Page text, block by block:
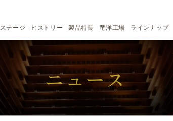
ステージ ヒストリー 製品特長 竜洋工場 ラインナップ
ニュース